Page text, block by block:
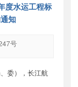
度水运工程标
知
号
委），长江航